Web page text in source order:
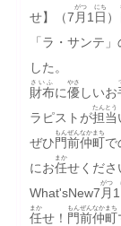
せ】（7 月
がつ
1 日
にち
）
「ラ・サンテ
した。
財布
さいふ
に優
やさ
しいお
ラピストが担当
たんとう
ぜひ門前仲
もんぜんなか
町
まち
で
にお任
まか
せくださ
What'sNew7 月
がつ
1
任
まか
せ！ 門前仲
もんぜんなか
町
まち